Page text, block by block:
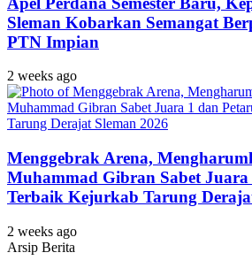
Sleman Kobarkan Semangat
PTN Impian
2 weeks ago
Menggebrak Arena,
Muhammad Gibran Sabet Juara
Terbaik Kejurkab Tarung
2 weeks ago
Arsip Berita